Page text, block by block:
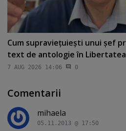
Cum supravieţuieşti unui şef
text de antologie în Libertatea
7 AUG 2026 14:06 0
Comentarii
mihaela
05.11.2013 @ 17:50